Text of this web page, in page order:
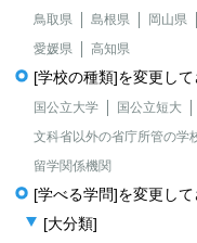
鳥取県 島根県 岡山県
愛媛県
高知県
[学校の種類]を変更して
国公立大学 国公立短大
文科省以外の省庁所管の学
留学関係機関
[学べる学問]を変更して
[大分類]